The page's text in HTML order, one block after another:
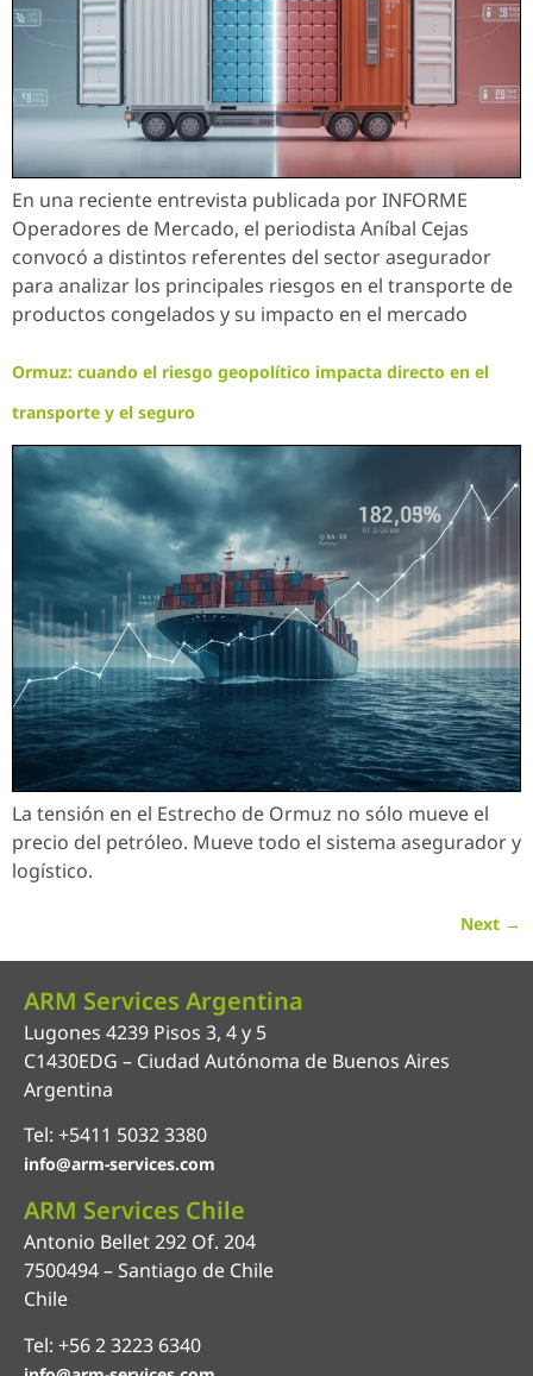
En una reciente entrevista publicada por INFORME
Operadores de Mercado, el periodista Aníbal Cejas
convocó a distintos referentes del sector asegurador
para analizar los principales riesgos en el transporte de
productos congelados y su impacto en el mercado
Ormuz: cuando el riesgo geopolítico impacta directo en el
transporte y el seguro
La tensión en el Estrecho de Ormuz no sólo mueve el
precio del petróleo. Mueve todo el sistema asegurador y
logístico.
Next →
ARM Services Argentina
Lugones 4239 Pisos 3, 4 y 5
C1430EDG – Ciudad Autónoma de Buenos Aires
Argentina
Tel: +5411 5032 3380
info@arm-services.com
ARM Services Chile
Antonio Bellet 292 Of. 204
7500494 – Santiago de Chile
Chile
Tel: +56 2 3223 6340